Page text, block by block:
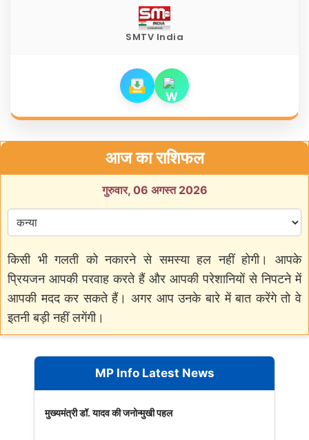
SMTV India
आज का राशिफल
गुरुवार, 06 अगस्त 2026
किसी भी गलती को नकारने से समस्या हल नहीं होगी। आपके
प्रियजन आपकी परवाह करते हैं और आपकी परेशानियों से निपटने में
आपकी मदद कर सकते हैं। अगर आप उनके बारे में बात करेंगे तो वे
इतनी बड़ी नहीं लगेंगी।
MP Info Latest News
मुख्यमंत्री डॉ. यादव की जनोन्मुखी पहल